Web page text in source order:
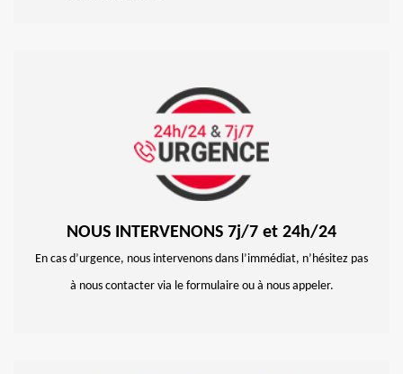
NOUS INTERVENONS 7j/7 et 24h/24
En cas d’urgence, nous intervenons dans l’immédiat, n’hésitez pas
à nous contacter via le formulaire ou à nous appeler.